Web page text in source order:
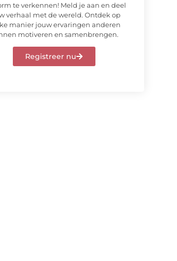
te verkennen! Meld je aan en deel
verhaal met de wereld. Ontdek op
manier jouw ervaringen anderen
motiveren en samenbrengen.
Registreer nu